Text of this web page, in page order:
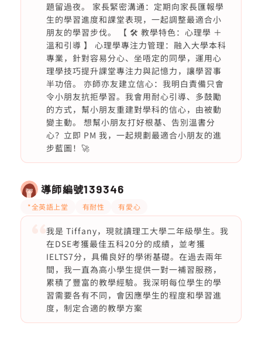
題留過夜。 家長緊密溝通：定期向家長匯報學
生的學習進度和課堂表現，一起調整最適合小
朋友的學習步伐。 【 🛠️ 教學特色：心理學 ＋
溫和引導 】 心理學專注力管理：融入大學本科
專業，針對容易分心、坐唔定的同學，運用心
理學技巧提升課堂專注力與記憶力，讓學習事
半功倍。 亦師亦友建立信心：我明白責備只會
令小朋友抗拒學習。我會用耐心引導、多鼓勵
的方式，幫小朋友重建對學科的信心，由被動
變主動。 想幫小朋友打好根基、告別溫書分
心？立即 PM 我，一起規劃最適合小朋友的進
步藍圖！🚀
導師編號139346
*全英語上堂 有耐性 有愛心
我是 Tiffany，現就讀理工大學二年級學生。我
在DSE考獲最佳五科20分的成績，並考獲
IELTS7分，具備良好的學術基礎。在過去兩年
間，我一直為高小學生提供一對一補習服務，
累積了豐富的教學經驗。我深明每位學生的學
習需要各有不同，會因應學生的程度和學習進
度，制定合適的教學方案